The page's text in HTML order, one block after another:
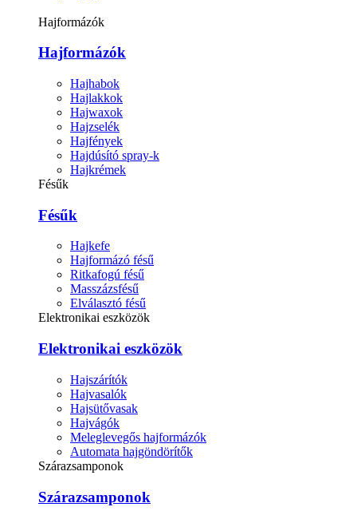
Hajformázók
Hajformázók
Hajhabok
Hajlakkok
Hajwaxok
Hajzselék
Hajfények
Hajdúsító spray-k
Hajkrémek
Fésűk
Fésűk
Hajkefe
Hajformázó fésű
Ritkafogú fésű
Masszázsfésű
Elválasztó fésű
Elektronikai eszközök
Elektronikai eszközök
Hajszárítók
Hajvasalók
Hajsütővasak
Hajvágók
Meleglevegős hajformázók
Automata hajgöndörítők
Szárazsamponok
Szárazsamponok